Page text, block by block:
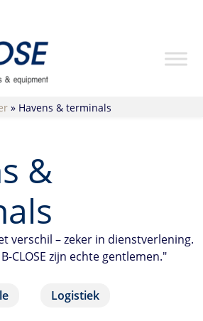
» Havens & terminals
&
verschil – zeker in dienstverlening.
CLOSE zijn echte gentlemen."
Logistiek